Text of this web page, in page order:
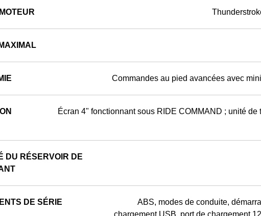
Commandes au pied avancées avec
Écran 4" fonctionnant sous RIDE COMMAND ; unité
DU RÉSERVOIR DE
DE SÉRIE
ABS, modes de conduite,
chargement USB, port de chargement